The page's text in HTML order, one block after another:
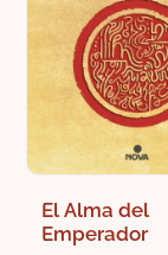
El Alma del
Emperador